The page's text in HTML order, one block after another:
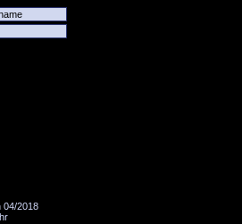
04/2018